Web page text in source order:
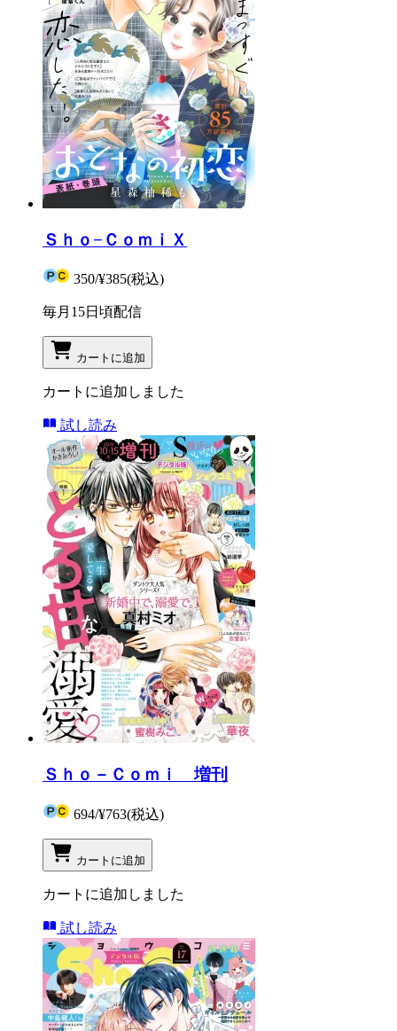
Ｓｈｏ−ＣｏｍｉＸ
350/¥385(税込)
毎月15日頃配信
カートに追加
カートに追加しました
試し読み
Ｓｈｏ－Ｃｏｍｉ 増刊
694/¥763(税込)
カートに追加
カートに追加しました
試し読み